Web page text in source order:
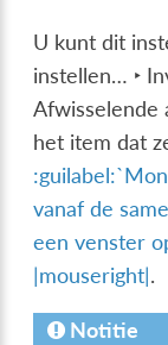
U kunt dit
instellen… ‣
Afwisselende
het item dat
vanaf de
een venster
|mouseright|.
Notitie